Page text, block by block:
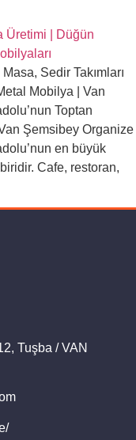
Sedir Takımları
Mobilya | Van
Toptan
Şemsibey Organize
en büyük
Cafe, restoran,
Tuşba / VAN